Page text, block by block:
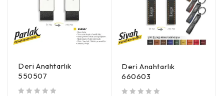
Deri Anahtarlık
550507
Deri Anahtarlık
660603